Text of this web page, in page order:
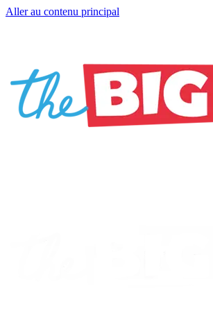
Aller au contenu principal